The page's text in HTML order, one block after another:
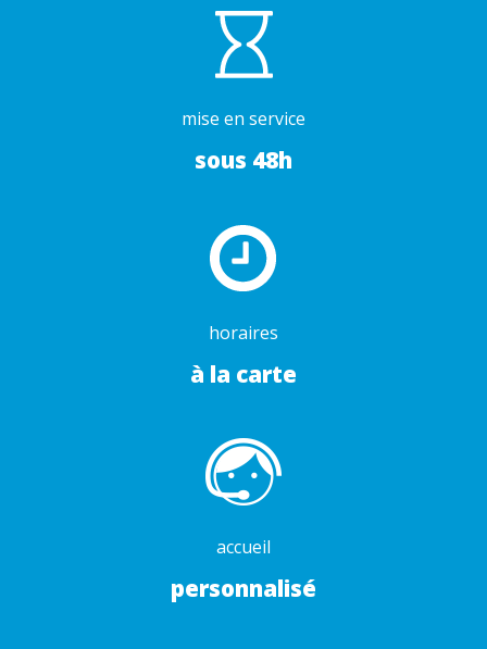
mise en service
sous 48h
horaires
à la carte
accueil
personnalisé